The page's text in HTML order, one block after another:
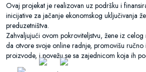
Ovaj projekat je realizovan uz podršku i
inicijative za jačanje ekonomskog uključivanja
preduzetništva.
Zahvaljujući ovom pokroviteljstvu, žene iz
da otvore svoje online radnje, promovišu ručno
proizvode, i povežu se sa zajednicom koja ih